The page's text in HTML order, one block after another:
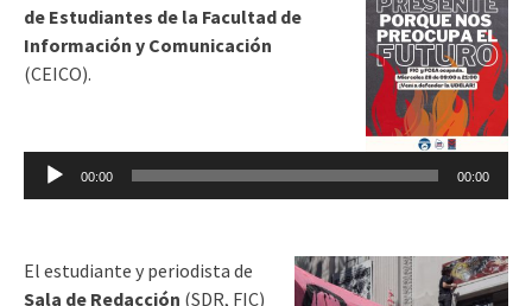
de Estudiantes de la Facultad de
Información y Comunicación
(CEICO).
de
audio
00:00 00:00
El estudiante y periodista de
Sala de Redacción (SDR, FIC)